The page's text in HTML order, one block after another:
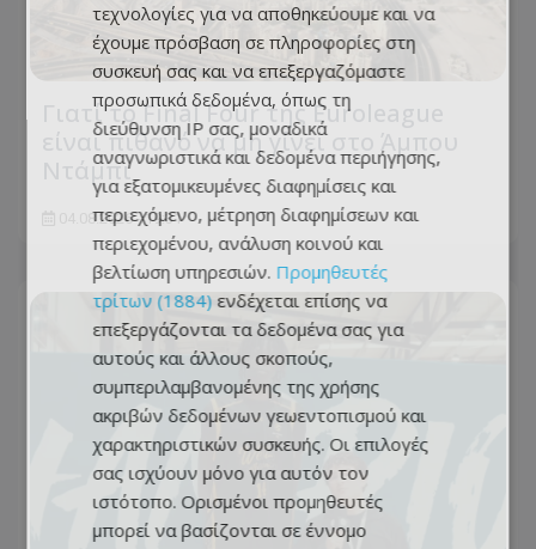
Γιατί το Final Four της Euroleague
είναι πιθανό να μη γίνει στο Άμπου
Ντάμπι
04.08.2026 - 19:31
τεχνολογίες για να αποθηκεύουμε και να
έχουμε πρόσβαση σε πληροφορίες στη
συσκευή σας και να επεξεργαζόμαστε
προσωπικά δεδομένα, όπως τη
διεύθυνση IP σας, μοναδικά
αναγνωριστικά και δεδομένα περιήγησης,
για εξατομικευμένες διαφημίσεις και
περιεχόμενο, μέτρηση διαφημίσεων και
περιεχομένου, ανάλυση κοινού και
βελτίωση υπηρεσιών. Προμηθευτές
τρίτων (1884) ενδέχεται επίσης να
επεξεργάζονται τα δεδομένα σας για
αυτούς και άλλους σκοπούς,
συμπεριλαμβανομένης της χρήσης
ακριβών δεδομένων γεωεντοπισμού και
χαρακτηριστικών συσκευής. Οι επιλογές
σας ισχύουν μόνο για αυτόν τον
ιστότοπο. Ορισμένοι προμηθευτές
μπορεί να βασίζονται σε έννομο